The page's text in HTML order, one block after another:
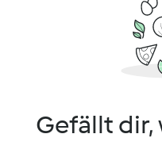
Gefällt dir,